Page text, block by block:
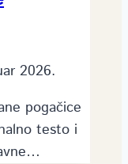
2026.
pogačice
testo i